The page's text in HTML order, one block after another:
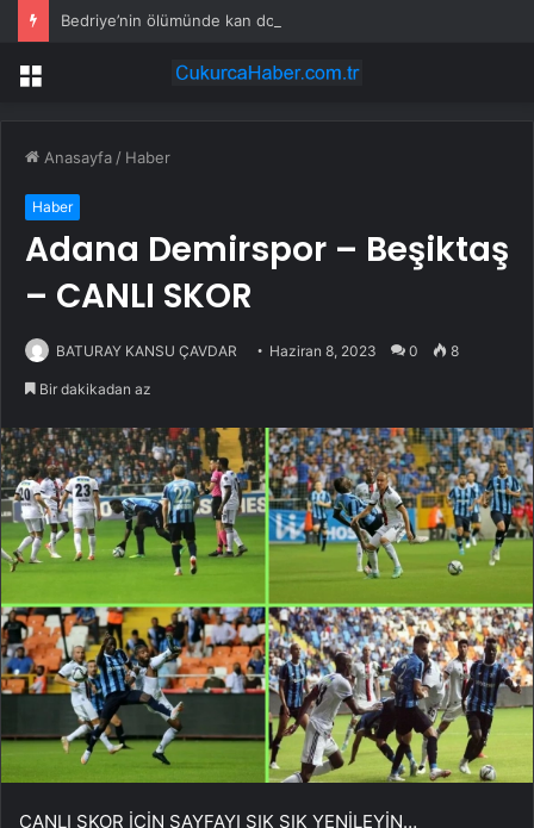
Bedriye’nin ölümünde kan donduran 7 dakika!
Menü
Anasayfa / Haber
Haber
Adana Demirspor – Beşiktaş
– CANLI SKOR
BATURAY KANSU ÇAVDAR Haziran 8, 2023 0 8
Bir dakikadan az
CANLI SKOR İÇİN SAYFAYI SIK SIK YENİLEYİN…